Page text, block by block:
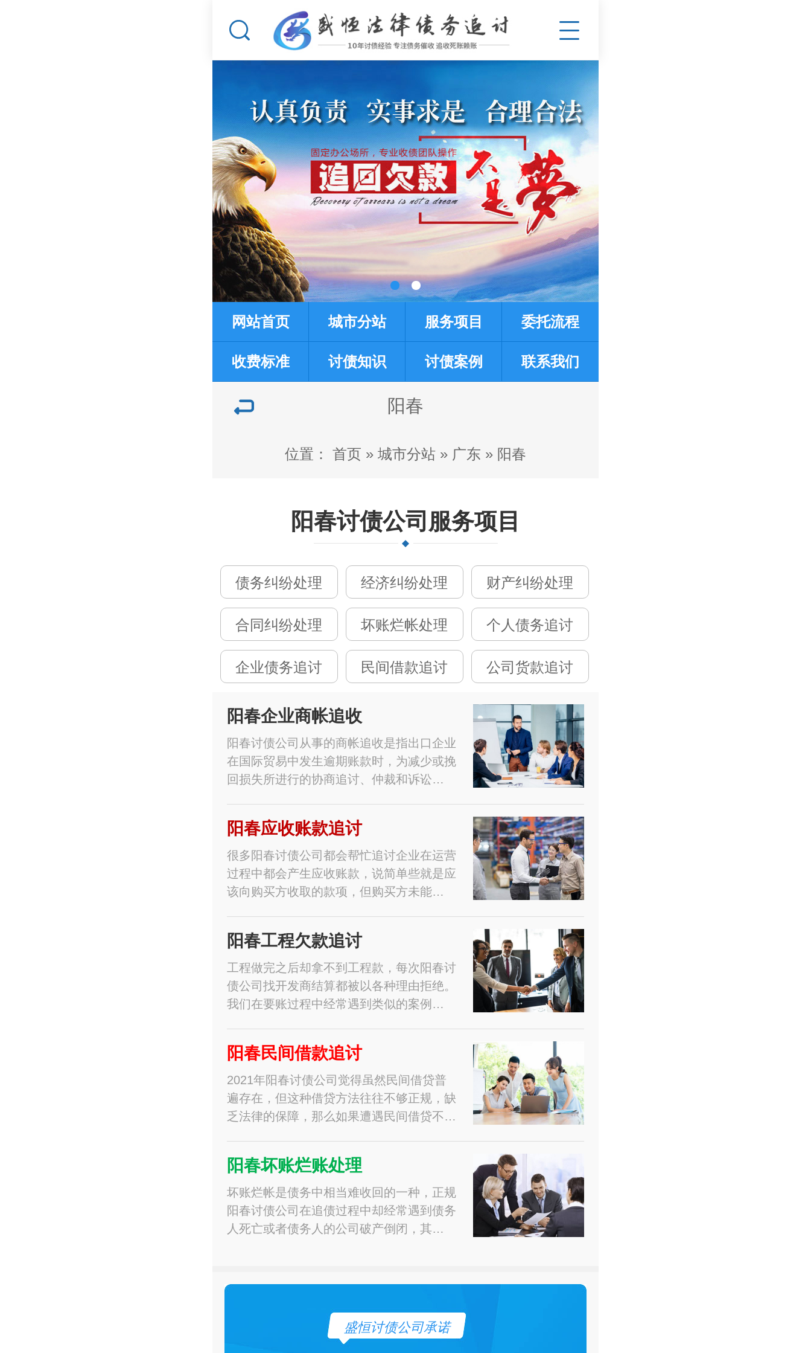
网站首页 城市分站 服务项目 委托流程
收费标准 讨债知识 讨债案例 联系我们
阳春
位置： 首页 » 城市分站 » 广东 » 阳春
阳春讨债公司服务项目
债务纠纷处理 经济纠纷处理 财产纠纷处理
合同纠纷处理 坏账烂帐处理 个人债务追讨
企业债务追讨 民间借款追讨 公司货款追讨
阳春企业商帐追收
阳春讨债公司从事的商帐追收是指出口企业
在国际贸易中发生逾期账款时，为减少或挽
回损失所进行的协商追讨、仲裁和诉讼…
阳春应收账款追讨
很多阳春讨债公司都会帮忙追讨企业在运营
过程中都会产生应收账款，说简单些就是应
该向购买方收取的款项，但购买方未能…
阳春工程欠款追讨
工程做完之后却拿不到工程款，每次阳春讨
债公司找开发商结算都被以各种理由拒绝。
我们在要账过程中经常遇到类似的案例…
阳春民间借款追讨
2021年阳春讨债公司觉得虽然民间借贷普
遍存在，但这种借贷方法往往不够正规，缺
乏法律的保障，那么如果遭遇民间借贷不…
阳春坏账烂账处理
坏账烂帐是债务中相当难收回的一种，正规
阳春讨债公司在追债过程中却经常遇到债务
人死亡或者债务人的公司破产倒闭，其…
盛恒讨债公司承诺